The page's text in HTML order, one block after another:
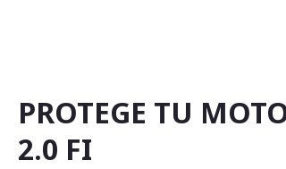
PROTEGE TU
2.0 FI